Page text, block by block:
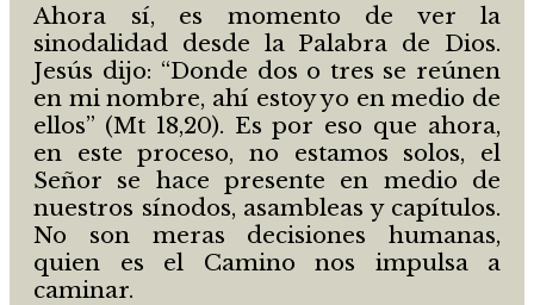
Ahora sí, es momento de ver la
sinodalidad desde la Palabra de Dios.
Jesús dijo: “Donde dos o tres se reúnen
en mi nombre, ahí estoy yo en medio de
ellos” (Mt 18,20). Es por eso que ahora,
en este proceso, no estamos solos, el
Señor se hace presente en medio de
nuestros sínodos, asambleas y capítulos.
No son meras decisiones humanas,
quien es el Camino nos impulsa a
caminar.